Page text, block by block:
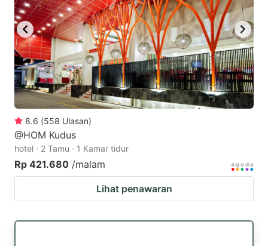
8.6 (558 Ulasan)
@HOM Kudus
hotel · 2 Tamu · 1 Kamar tidur
Rp 421.680 /malam
Lihat penawaran